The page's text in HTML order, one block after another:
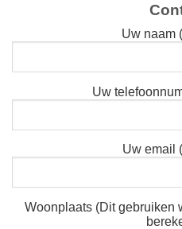
Uw naam
Uw
Uw email
Woonplaats (Dit gebruiken